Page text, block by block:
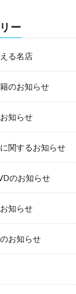
ー
る名店
のお知らせ
知らせ
関するお知らせ
のお知らせ
知らせ
お知らせ